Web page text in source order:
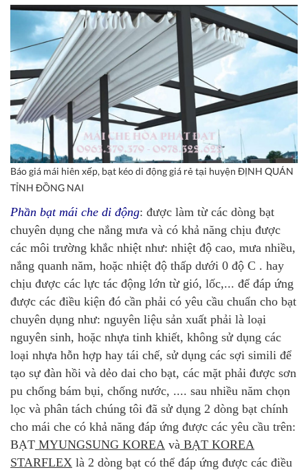
Báo giá mái hiên xếp, bạt kéo di động giá rẻ tại huyện ĐỊNH QUÁN
TỈNH ĐỒNG NAI
Phần bạt mái che di động: được làm từ các dòng bạt
chuyên dụng che nắng mưa và có khả năng chịu được
các môi trường khắc nhiệt như: nhiệt độ cao, mưa nhiều,
nắng quanh năm, hoặc nhiệt độ thấp dưới 0 độ C . hay
chịu được các lực tác động lớn từ gió, lốc,... để đáp ứng
được các điều kiện đó cần phải có yêu cầu chuẩn cho bạt
chuyên dụng như: nguyên liệu sản xuất phải là loại
nguyên sinh, hoặc nhựa tinh khiết, không sử dụng các
loại nhựa hỗn hợp hay tái chế, sử dụng các sợi simili để
tạo sự đàn hồi và dẻo dai cho bạt, các mặt phải được sơn
pu chống bám bụi, chống nước, .... sau nhiều năm chọn
lọc và phân tách chúng tôi đã sử dụng 2 dòng bạt chính
cho mái che có khả năng đáp ứng được các yêu cầu trên:
BẠT MYUNGSUNG KOREA và BẠT KOREA
STARFLEX là 2 dòng bạt có thể đáp ứng được các điều